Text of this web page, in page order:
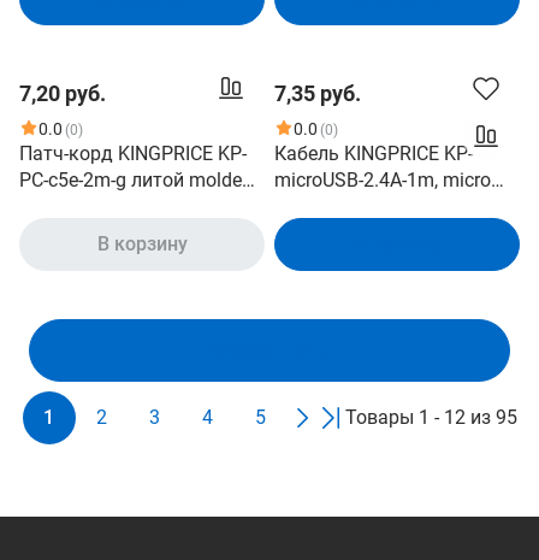
7,20 руб.
0.0 (0)
Патч-корд KINGPRICE KP-
PC-c5e-2m-g литой molded ,
26AWG, алюминий
В корзину
7,35 руб.
0.0 (0)
Кабель KINGPRICE KP-
microUSB-2.4A-1m, micro
черный
1 2 3 4 5 Товары 1 - 12 из 95